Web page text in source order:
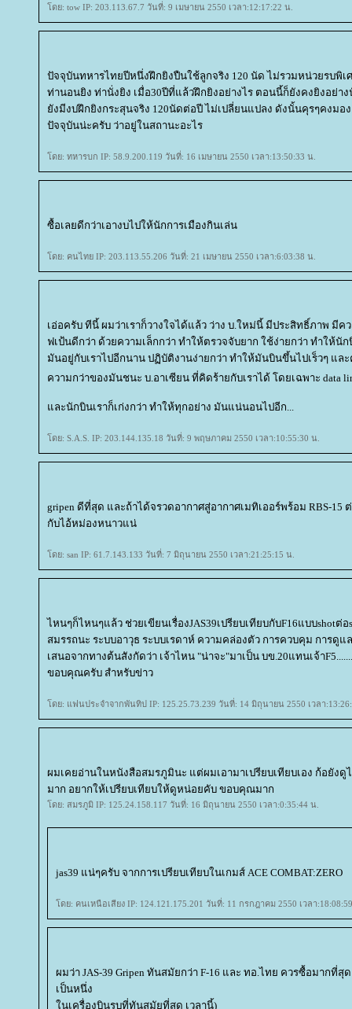
ดย: tow IP: 203.113.67.7 วันที่: 9 เมษายน 2550 เวลา:12:17:22 น.
ปัจจุบันทหารไทยปีหนึ่งฝึกยิงปืนใช้ลูกจริง 120 นัด ไม่รวมหน่วยรบพิเ
ท่านอนยิง ท่านั่งยิง เมื่อ30ปีที่แล้วฝึกยิงอย่างไร ตอนนี้ก็ยังคงยิงอย่า
งมีงบฝึกยิงกระสุนจริง 120นัดต่อปี ไม่เปลี่ยนแปลง ดังนั้นคุรๆคงมอ
ปัจจุบันน่ะครับ ว่าอยู่ในสถานะอะไร
ดย: ทหารบก IP: 58.9.200.119 วันที่: 16 เมษายน 2550 เวลา:13:50:33 น.
ซื้อเลยดีกว่าเอางบไปให้นักการเมืองกินเล่น
ดย: คนไทย IP: 203.113.55.206 วันที่: 21 เมษายน 2550 เวลา:6:03:38 น.
เอ่อครับ ทีนี้ ผมว่าเราก็วางใจได้แล้ว ว่าง บ.ใหม่นี้ มีประสิทธิ์ภาพ มีค
ฟเป้นดีกว่า ด้วยความเล็กกว่า ทำให้ตรวจจับยาก ใช้ง่ายกว่า ทำให้นั
มันอยู่กับเราไปอีกนาน ปฏิบัติงานง่ายกว่า ทำให้มันบินขึ้นไปเร็วๆ แล
ความกว่าของมันชนะ บ.อาเซียน ที่คิดร้ายกับเราได้ โดยเฉพาะ data
ละนักบินเราก็เก่งกว่า ทำให้ทุกอย่าง มันแน่นอนไปอีก...
ดย: S.A.S. IP: 203.144.135.18 วันที่: 9 พฤษภาคม 2550 เวลา:10:55:30 น.
gripen ดีที่สุด และถ้าได้จรวดอากาศสู่อากาศเมทิเออร์พร้อม RBS-15
กับไอ้หม่องหนาวแน่
ดย: san IP: 61.7.143.133 วันที่: 7 มิถุนายน 2550 เวลา:21:25:15 น.
ไหนๆก็ไหนๆแล้ว ช่วยเขียนเรื่องJAS39เปรียบเทียบกับF16แบบshotต่
สมรรถนะ ระบบอาวุธ ระบบเรดาห์ ความคล่องตัว การควบคุม การดู
เสนอจากทางต้นสังกัดว่า เจ้าไหน "น่าจะ"มาเป็น บข.20แทนเจ้าF5.......
ขอบคุณครับ สำหรับข่าว
ดย: แฟนประจำจากพันทิป IP: 125.25.73.239 วันที่: 14 มิถุนายน 2550 เวลา
ผมเคยอ่านในหนังสือสมรภูมินะ แต่ผมเอามาเปรียบเทียบเอง ก้อยัง
มาก อยากให้เปรียบเทียบให้ดูหน่อยคับ ขอบคุณมาก
ดย: สมรภูมิ IP: 125.24.158.117 วันที่: 16 มิถุนายน 2550 เวลา:0:35:44 น.
jas39 แน่ๆครับ จากการเปรียบเทียบในเกมส์ ACE COMBAT:ZERO
ดย: คนเหนือเสียง IP: 124.121.175.201 วันที่: 11 กรกฎาคม 2550 เวลา
ผมว่า JAS-39 Gripen ทันสมัยกว่า F-16 และ ทอ.ไทย ควรซื้อมากที่สุด
เป็นหนึ่ง
นเครื่องบินรบที่ทันสมัยที่สุด เวลานี้)